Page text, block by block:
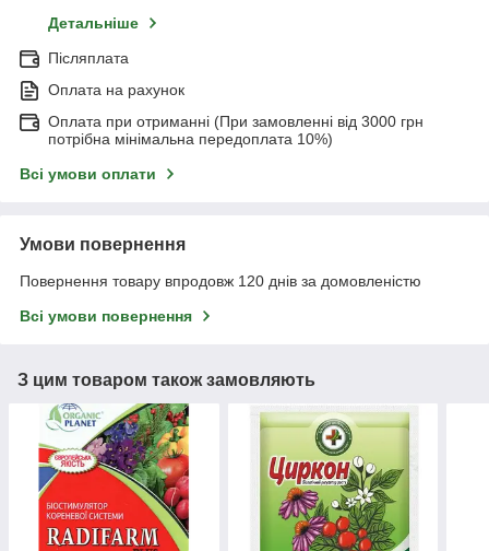
Детальніше
Післяплата
Оплата на рахунок
Оплата при отриманні (При замовленні від 3000 грн
потрібна мінімальна передоплата 10%)
Всі умови оплати
Умови повернення
Повернення товару впродовж 120 днів за домовленістю
Всі умови повернення
З цим товаром також замовляють